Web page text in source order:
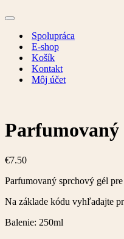
Menu
navigácieSpolupráca
E-shop
Košík
Kontakt
Môj účet
Parfumovaný
€7.50
Parfumovaný sprchový gél
Na základe kódu vyhľadajte
Balenie: 250ml